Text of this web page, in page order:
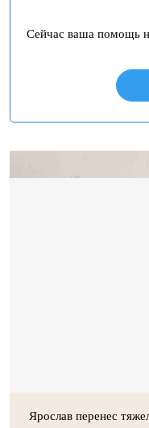
Сейчас ваша помощь
Ярослав перенес